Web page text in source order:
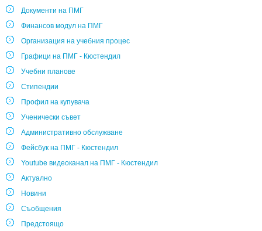
Документи на ПМГ
Финансов модул на ПМГ
Организация на учебния процес
Графици на ПМГ - Кюстендил
Учебни планове
Стипендии
Профил на купувача
Ученически съвет
Административно обслужване
Фейсбук на ПМГ - Кюстендил
Youtube видеоканал на ПМГ - Кюстендил
Актуално
Новини
Съобщения
Предстоящо